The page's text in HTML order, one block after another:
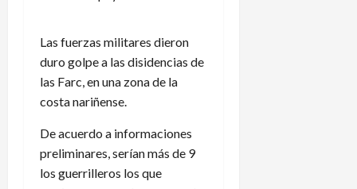
Las fuerzas militares dieron
duro golpe a las disidencias de
las Farc, en una zona de la
costa nariñense.
De acuerdo a informaciones
preliminares, serían más de 9
los guerrilleros los que